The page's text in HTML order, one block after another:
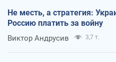
Не месть, а стратегия:
Россию платить за войну
Виктор Андрусив 3,7 т.